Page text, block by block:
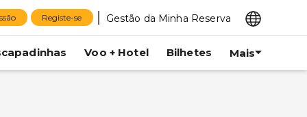
Registe-se Gestão da Minha Reserva
Voo + Hotel Bilhetes Mais